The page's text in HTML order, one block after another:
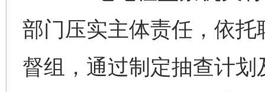
部门压实主体责任，依
督组，通过制定抽查计